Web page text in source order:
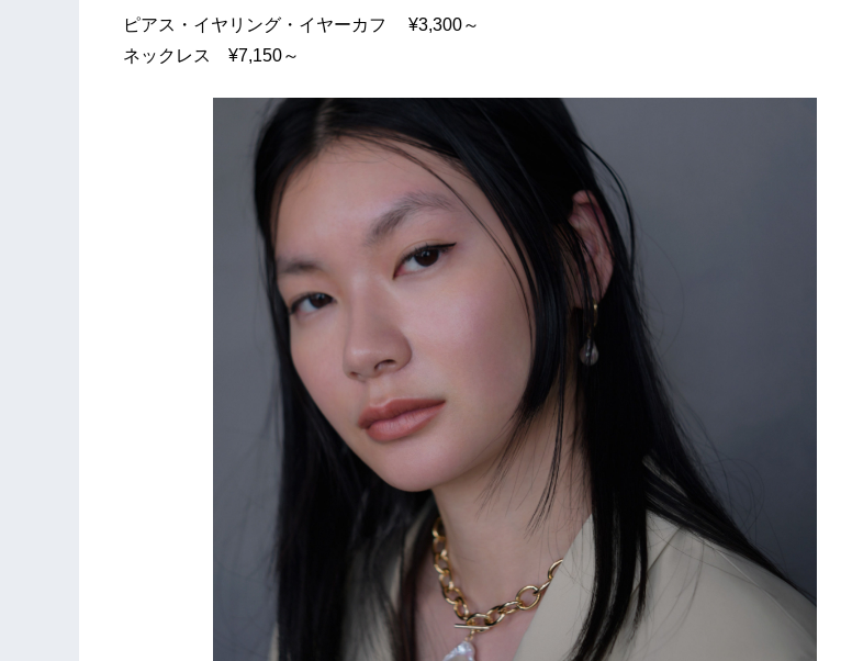
ピアス・イヤリング・イヤーカフ ¥3,300～
ネックレス ¥7,150～